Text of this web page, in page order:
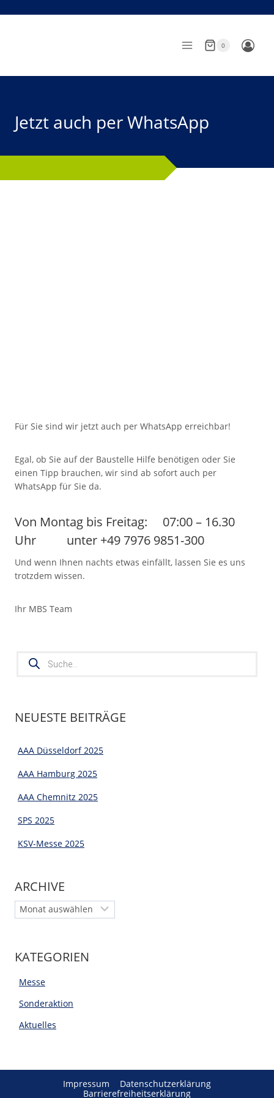
0
Jetzt auch per WhatsApp
Für Sie sind wir jetzt auch per WhatsApp erreichbar!
Egal, ob Sie auf der Baustelle Hilfe benötigen oder Sie
einen Tipp brauchen, wir sind ab sofort auch per
WhatsApp für Sie da.
Von Montag bis Freitag: 07:00 – 16.30
Uhr unter +49 7976 9851-300
Und wenn Ihnen nachts etwas einfällt, lassen Sie es uns
trotzdem wissen.
Ihr MBS Team
search
NEUESTE BEITRÄGE
AAA Düsseldorf 2025
AAA Hamburg 2025
AAA Chemnitz 2025
SPS 2025
KSV-Messe 2025
ARCHIVE
Archiv
KATEGORIEN
Messe
Sonderaktion
Aktuelles
Impressum
Datenschutzerklärung
Barrierefreiheitserklärung